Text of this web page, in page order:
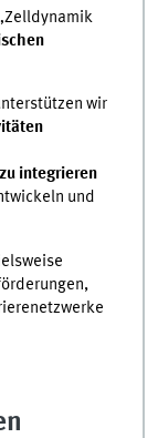
wir
integrieren
und